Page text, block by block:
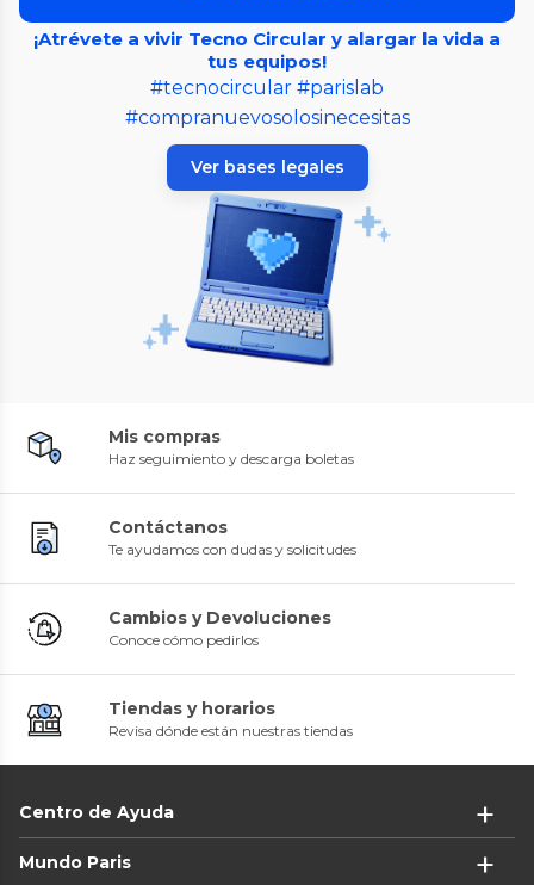
¡Atrévete a vivir Tecno Circular y alargar la vida a
tus equipos!
#tecnocircular #parislab
#compranuevosolosinecesitas
Ver bases legales
Mis compras
Haz seguimiento y descarga boletas
Contáctanos
Te ayudamos con dudas y solicitudes
Cambios y Devoluciones
Conoce cómo pedirlos
Tiendas y horarios
Revisa dónde están nuestras tiendas
Centro de Ayuda
Mundo Paris